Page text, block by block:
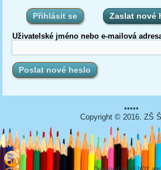
Přihlásit se Zaslat nové
Uživatelské jméno nebo e-mailová
•••••
Copyright © 2016. ZŠ
Designed by VENDY